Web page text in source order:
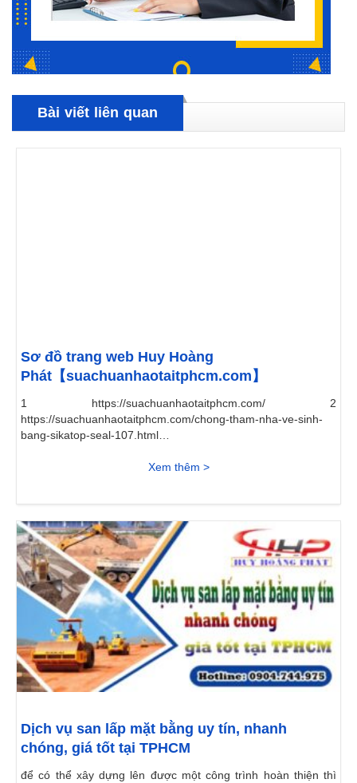
Bài viết liên quan
Sơ đồ trang web Huy Hoàng
Phát【suachuanhaotaitphcm.com】
1 https://suachuanhaotaitphcm.com/ 2
https://suachuanhaotaitphcm.com/chong-tham-nha-ve-sinh-
bang-sikatop-seal-107.html 3
https://suachuanhaotaitphcm.com/khoan-gieng-cong-
https://suachuanhaotaitphcm.com/tho-thay-bon-cau.html 8
https://suachuanhaotaitphcm.com/thong-tac-nha-ve-sinh.html
9 https://suachuanhaotaitphcm.com/chuyen-nhan-son-cua-
sat.html 10...
Xem thêm >
Dịch vụ san lấp mặt bằng uy tín, nhanh
chóng, giá tốt tại TPHCM
để có thể xây dựng lên được một công trình hoàn thiện thì